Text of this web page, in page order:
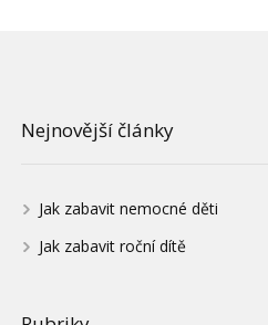
Nejnovější články
Jak zabavit nemocné děti
Jak zabavit roční dítě